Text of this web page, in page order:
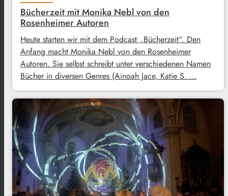
Bücherzeit mit Monika Nebl von den
Rosenheimer Autoren
Heute starten wir mit dem Podcast „Bücherzeit“. Den
Anfang macht Monika Nebl von den Rosenheimer
Autoren. Sie selbst schreibt unter verschiedenen Namen
Bücher in diversen Genres (Ainoah Jace, Katie S. …